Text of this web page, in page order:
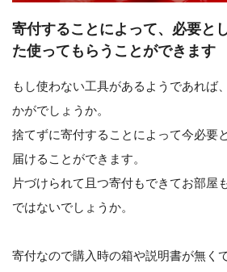
寄付することによって、必要と
た使ってもらうことができます
もし使わない工具があるようであれば
かがでしょうか。
捨てずに寄付することによって今必要
届けることができます。
片づけられて且つ寄付もできてお部屋
ではないでしょうか。
寄付なので購入時の箱や説明書が無く